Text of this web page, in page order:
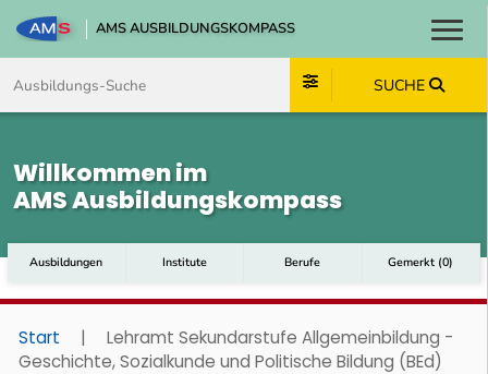
AMS AUSBILDUNGSKOMPASS
SUCHE
Willkommen im
AMS Ausbildungskompass
Ausbildungen Institute Berufe Gemerkt (0)
Start |
Lehramt Sekundarstufe Allgemeinbildung -
Geschichte, Sozialkunde und Politische Bildung (BEd)